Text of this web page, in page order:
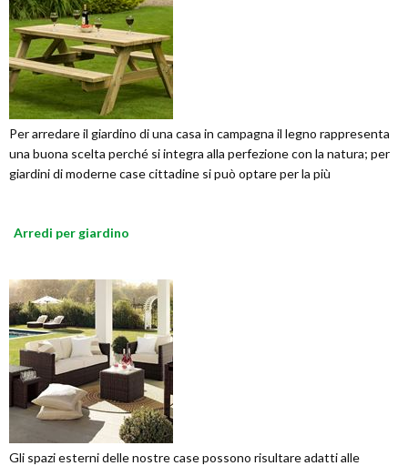
Per arredare il giardino di una casa in campagna il legno rappresenta
una buona scelta perché si integra alla perfezione con la natura; per
giardini di moderne case cittadine si può optare per la più
Arredi per giardino
Gli spazi esterni delle nostre case possono risultare adatti alle